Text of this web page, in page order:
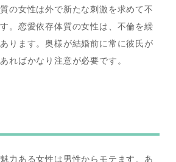
の女性は外で新たな刺激を求めて不
。恋愛依存体質の女性は、不倫を繰
ります。奥様が結婚前に常に彼氏が
ればかなり注意が必要です。
力ある女性は男性からモテます。あ